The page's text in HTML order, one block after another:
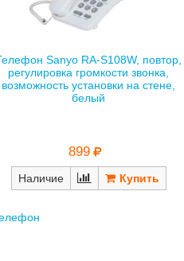
Sanyo RA-S108W, повтор,
регулировка громкости звонка,
возможность установки на стене,
белый
899
Наличие